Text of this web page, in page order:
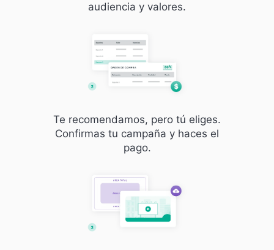
audiencia y valores.
Te recomendamos, pero tú eliges.
Confirmas tu campaña y haces el
pago.